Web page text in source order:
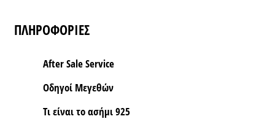
ΠΛΗΡΟΦΟΡΙΕΣ
After Sale Service
Οδηγοί Μεγεθών
Τι είναι το ασήμι 925